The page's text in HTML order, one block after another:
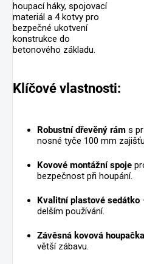
houpací háky, spojovací
materiál a 4 kotvy pro
bezpečné ukotvení
konstrukce do
betonového základu.
Klíčové vlastnosti:
Robustní dřevěný rám s
nosné tyče 100 mm
Kovové montážní spoje
bezpečnost při houpání.
Kvalitní plastové sedátko
delším používání.
Závěsná kovová
větší zábavu.